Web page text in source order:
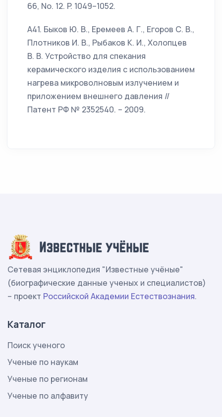
66, No. 12. P. 1049–1052.
А41. Быков Ю. В., Еремеев А. Г., Егоров С. В.,
Плотников И. В., Рыбаков К. И., Холопцев
В. В. Устройство для спекания
керамического изделия с использованием
нагрева микроволновым излучением и
приложением внешнего давления //
Патент РФ № 2352540. – 2009.
Сетевая энциклопедия "Известные учёные"
(биографические данные ученых и специалистов)
– проект Российской Академии Естествознания.
Каталог
Поиск ученого
Ученые по наукам
Ученые по регионам
Ученые по алфавиту